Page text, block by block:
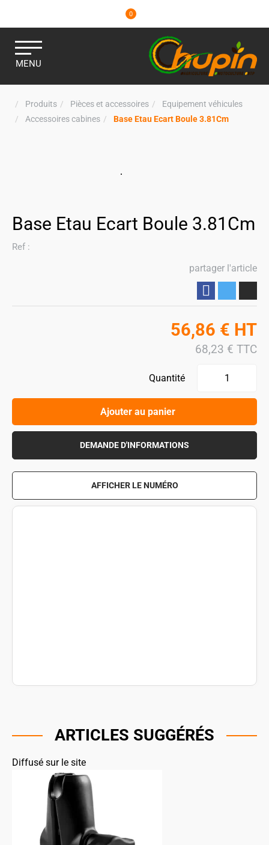
0
MENU
Produits Pièces et accessoires
Equipement véhicules
Accessoires cabines
Base Etau Ecart Boule 3.81Cm
Base Etau Ecart Boule 3.81Cm
Ref :
partager l'article
56,86 € HT
68,23 € TTC
Quantité
Ajouter au panier
DEMANDE D'INFORMATIONS
AFFICHER LE NUMÉRO
ARTICLES SUGGÉRÉS
Diffusé sur le site